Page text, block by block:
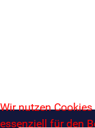
Wir nutzen
essenziell für den